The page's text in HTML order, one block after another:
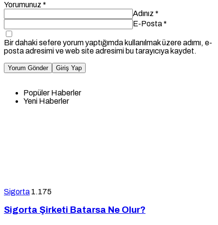
Yorumunuz *
Adınız *
E-Posta*
Bir dahaki sefere yorum yaptığımda kullanılmak üzere adımı, e-
posta adresimi ve web site adresimi bu tarayıcıya kaydet.
Yorum Gönder Giriş Yap
Popüler Haberler
Yeni Haberler
Sigorta 1.175
Sigorta Şirketi Batarsa Ne Olur?